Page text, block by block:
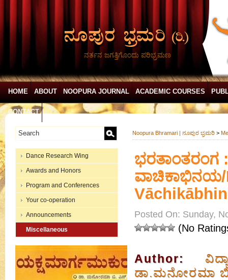
ನರ್ತನ ಜಗತ್ತಿಗೊಂದು ಪರಿಭ್ರಮಣ
HOME ABOUT NOOPURA JOURNAL ACADEMIC COURSES
CONTACT
Dance Research Wing
Awards and Honors
Program and Conferences
Your co-operation
Announcements
Miscellaneous
Noopura Bhramari | ನೂಪುರ ಭ್ರಮರಿ >
ಭರತಾಂತರಂಗ
ವಾಚಿಕಾಭಿನಯ/
Posted On: Sunday,
(No
Author:
ಡಾ.ಮನೋರಮಾ